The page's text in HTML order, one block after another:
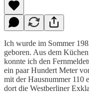
Ich wurde im Sommer
geboren. Aus dem
konnte ich den
ein paar Hundert Meter
mit der Hausnummer 110
dort die Westberliner